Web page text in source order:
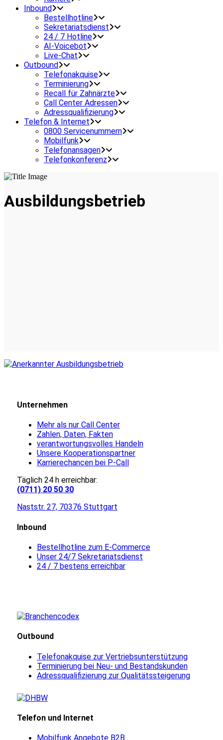
Inbound
Bestellhotline
Sekretariatsdienst
24 / 7 Hotline
AI-Voicebot
Live-Chat
Outbound
Telefonakquise
Terminierung
Recall für Zahnärzte
Call Center Adressen
Adressqualifizierung
Telefon & Internet
0800 Servicenummern
Mobilfunk
Telefonansagen
Telefonkonferenz
Ausbildungsbetrieb
Unternehmen
Mehr als nur Call Center
Zahlen, Daten, Fakten
verantwortungsvolles Handeln
Unsere Kooperationspartner
Karrierechancen bei P-Call
Täglich 24 h erreichbar:
(0711) 20 50 30
Naststr. 27, 70376 Stuttgart
Inbound
Bestellhotline zum E-Commerce
Unser 24/7 Sekretariatsdienst
24 / 7 bestens erreichbar
Outbound
Telefonakquise zur Vertriebsunterstützung
Terminierung bei Neu- und Bestandskunden
Adressqualifizierung zur Qualitätssteigerung
Telefon und Internet
Mobilfunk Angebote B2B